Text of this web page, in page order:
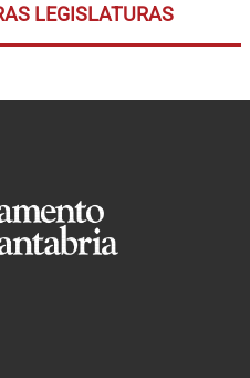
LEGISLATURAS